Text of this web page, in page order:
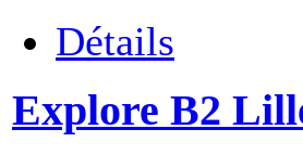
Détails
Explore B2